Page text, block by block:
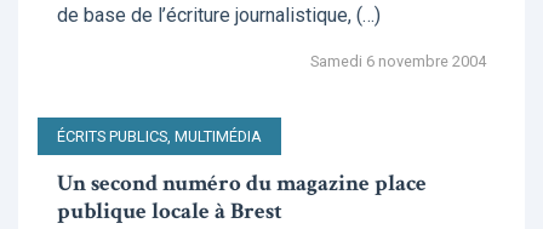
de base de l’écriture journalistique, (…)
Samedi 6 novembre 2004
ÉCRITS PUBLICS, MULTIMÉDIA
Un second numéro du magazine place
publique locale à Brest